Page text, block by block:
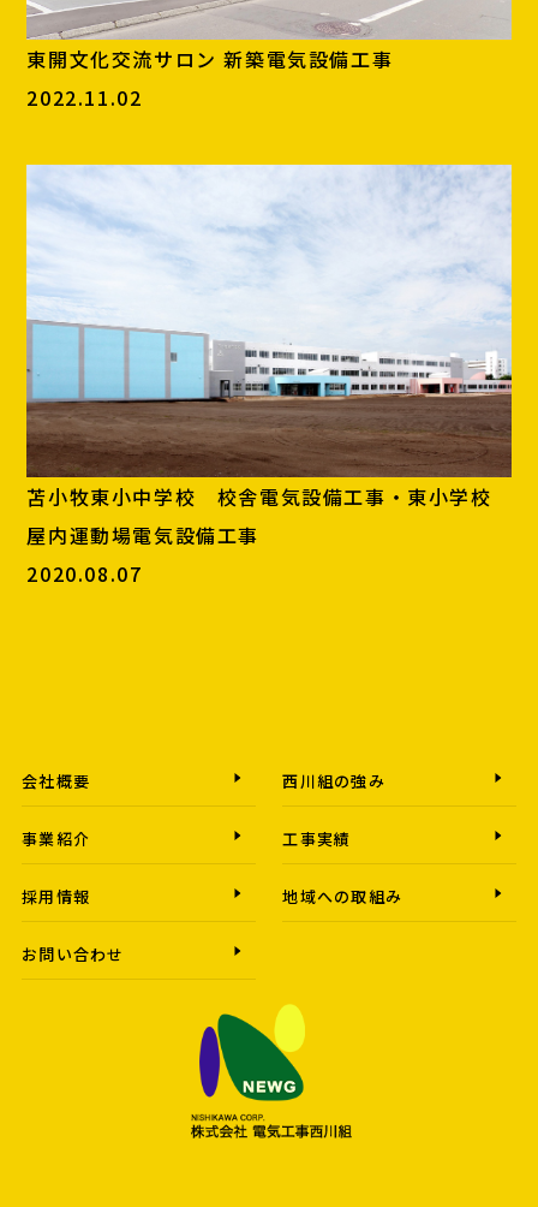
東開文化交流サロン 新築電気設備工事
2022.11.02
苫小牧東小中学校 校舎電気設備工事・東小学校
屋内運動場電気設備工事
2020.08.07
会社概要 西川組の強み
事業紹介 工事実績
採用情報 地域への取組み
お問い合わせ